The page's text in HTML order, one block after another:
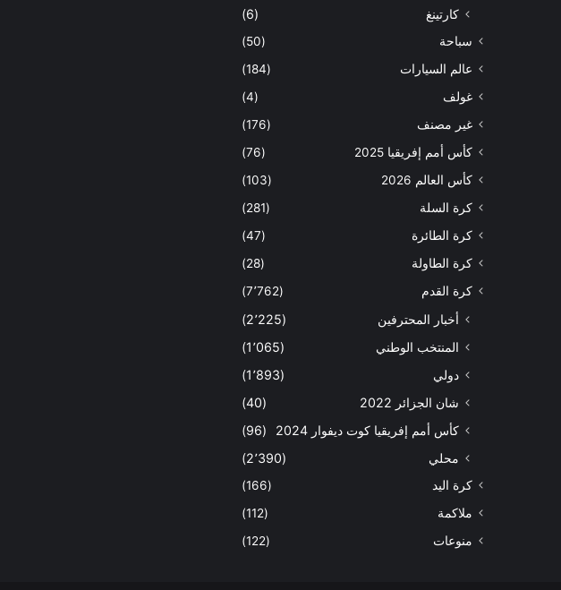
كارتينغ
(6)
سباحة
(50)
عالم السيارات
(184)
غولف
(4)
غير مصنف
(176)
كأس أمم إفريقيا 2025
(76)
كأس العالم 2026
(103)
كرة السلة
(281)
كرة الطائرة
(47)
كرة الطاولة
(28)
كرة القدم
(7٬762)
أخبار المحترفين
(2٬225)
المنتخب الوطني
(1٬065)
دولي
(1٬893)
شان الجزائر 2022
(40)
كأس أمم إفريقيا كوت ديفوار 2024
(96)
محلي
(2٬390)
كرة اليد
(166)
ملاكمة
(112)
منوعات
(122)